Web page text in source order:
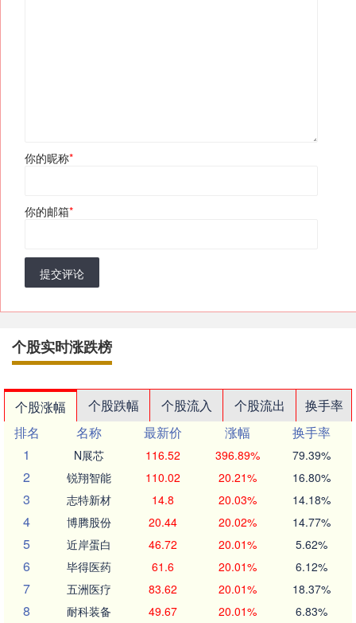
你的昵称*
你的邮箱*
提交评论
个股实时涨跌榜
个股涨幅 个股跌幅 个股流入 个股流出
换手率
排名
名称 最新价 涨幅
换手率
1
N展芯 116.52 396.89% 79.39%
2 锐翔智能 110.02 20.21% 16.80%
3 志特新材 14.8 20.03% 14.18%
4 博腾股份 20.44 20.02% 14.77%
5 近岸蛋白 46.72 20.01% 5.62%
6 毕得医药 61.6 20.01% 6.12%
7 五洲医疗 83.62 20.01% 18.37%
8 耐科装备 49.67 20.01% 6.83%